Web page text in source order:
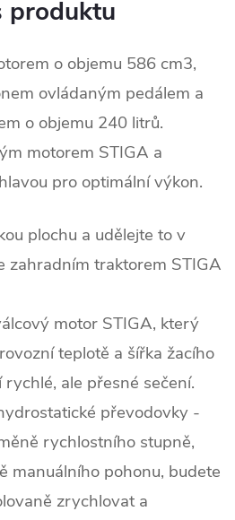
produktu
o objemu 586 cm3,
ovládaným pedálem a
o objemu 240 litrů.
motorem STIGA a
pro optimální výkon.
plochu a udělejte to v
zahradním traktorem STIGA
motor STIGA, který
teplotě a šířka žacího
ale přesné sečení.
převodovky -
rychlostního stupně,
manuálního pohonu, budete
zrychlovat a